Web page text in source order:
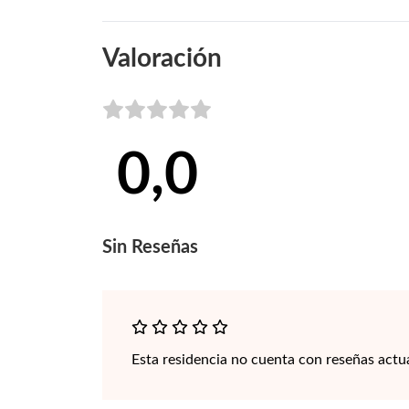
Valoración
0,0
Sin Reseñas
Esta residencia no cuenta con reseñas